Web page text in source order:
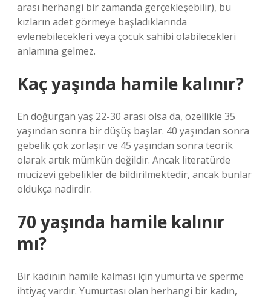
arası herhangi bir zamanda gerçekleşebilir), bu
kızların adet görmeye başladıklarında
evlenebilecekleri veya çocuk sahibi olabilecekleri
anlamına gelmez.
Kaç yaşında hamile kalınır?
En doğurgan yaş 22-30 arası olsa da, özellikle 35
yaşından sonra bir düşüş başlar. 40 yaşından sonra
gebelik çok zorlaşır ve 45 yaşından sonra teorik
olarak artık mümkün değildir. Ancak literatürde
mucizevi gebelikler de bildirilmektedir, ancak bunlar
oldukça nadirdir.
70 yaşında hamile kalınır
mı?
Bir kadının hamile kalması için yumurta ve sperme
ihtiyaç vardır. Yumurtası olan herhangi bir kadın,